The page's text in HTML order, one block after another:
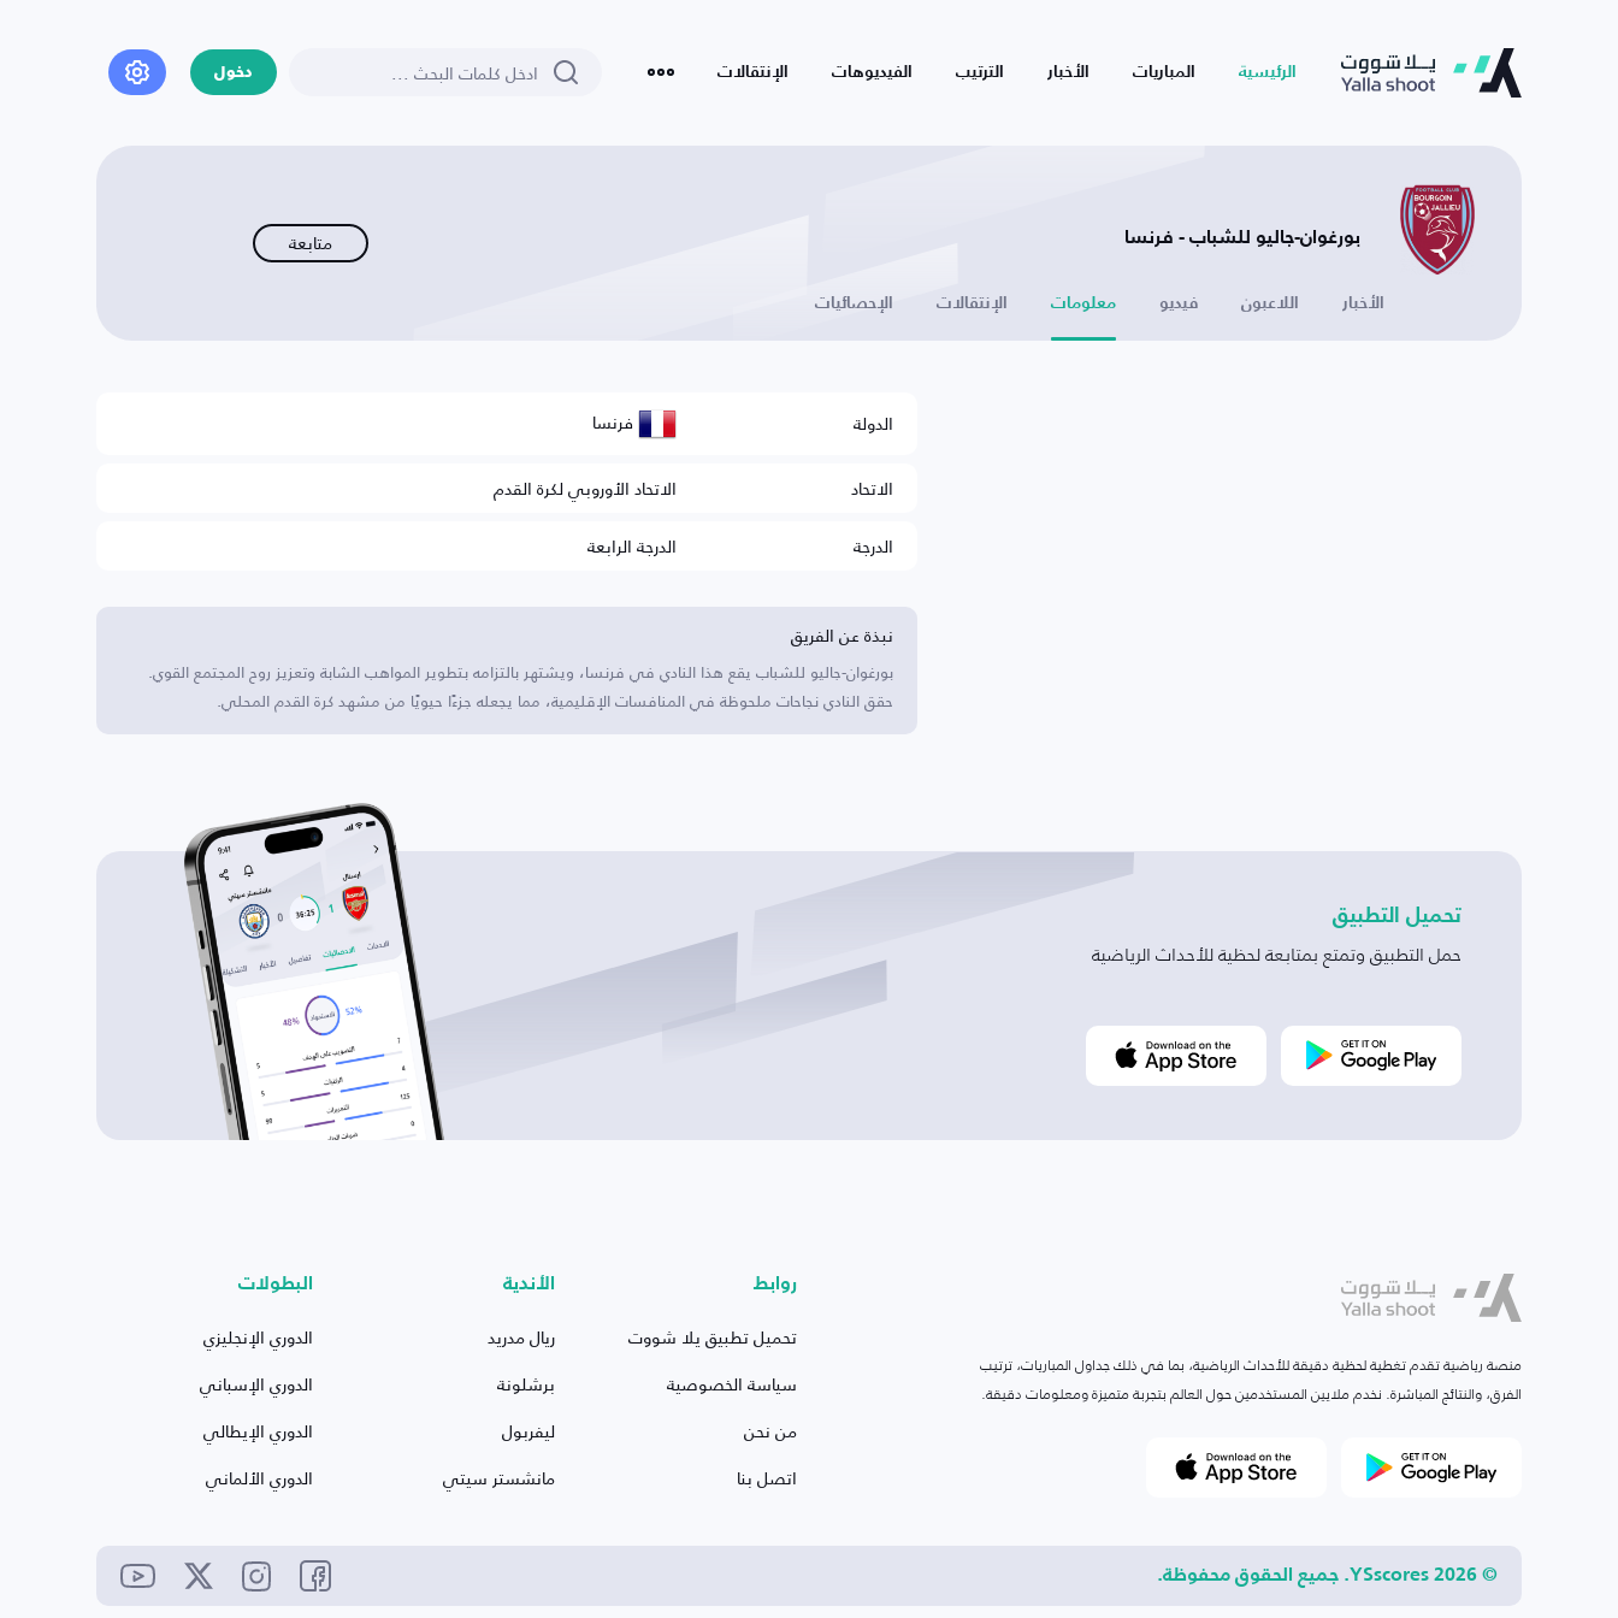
الرئيسية المباريات الأخبار الترتيب الفيديوهات الإنتقالات دخول
بورغوان-جاليو للشباب - فرنسا متابعة
الأخبار اللاعبون فيديو معلومات الإنتقالات الإحصائيات
الدولة فرنسا
الاتحاد
الاتحاد الأوروبي لكرة القدم
الدرجة
الدرجة الرابعة
نبذة عن الفريق
بورغوان-جاليو للشباب يقع هذا النادي في فرنسا، ويشتهر بالتزامه بتطوير المواهب الشابة وتعزيز روح المجتمع القوي.
حقق النادي نجاحات ملحوظة في المنافسات الإقليمية، مما يجعله جزءًا حيويًا من مشهد كرة القدم المحلي.
تحميل التطبيق
حمل التطبيق وتمتع بمتابعة لحظية للأحداث الرياضية
منصة رياضية تقدم تغطية لحظية دقيقة للأحداث الرياضية، بما في ذلك جداول المباريات، ترتيب
الفرق، والنتائج المباشرة. نخدم ملايين المستخدمين حول العالم بتجربة متميزة ومعلومات دقيقة.
روابط
تحميل تطبيق يلا شووت
سياسة الخصوصية
من نحن
اتصل بنا
الأندية
ريال مدريد
برشلونة
ليفربول
مانشستر سيتي
البطولات
الدوري الإنجليزي
الدوري الإسباني
الدوري الإيطالي
الدوري الألماني
© 2026 YSscores. جميع الحقوق محفوظة.